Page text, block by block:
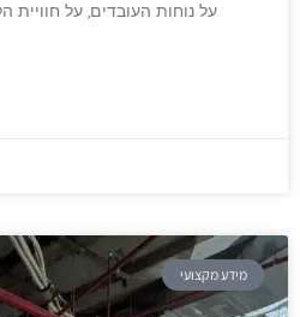
על נוחות העובדים, על חוויית
מידע מקצועי